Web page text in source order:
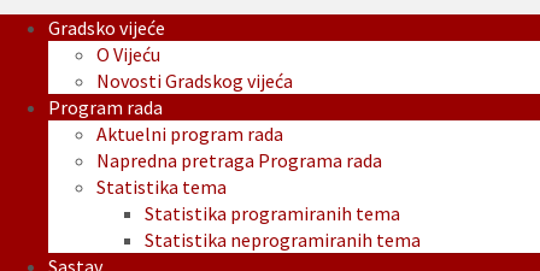
Gradsko vijeće
O Vijeću
Novosti Gradskog vijeća
Program rada
Aktuelni program rada
Napredna pretraga Programa rada
Statistika tema
Statistika programiranih tema
Statistika neprogramiranih tema